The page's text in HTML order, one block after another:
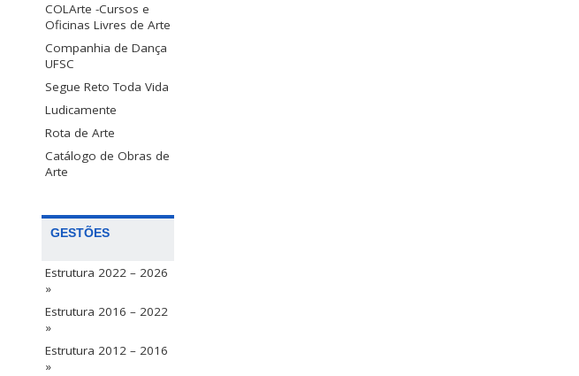
COLArte -Cursos e
Oficinas Livres de Arte
Companhia de Dança
UFSC
Segue Reto Toda Vida
Ludicamente
Rota de Arte
Catálogo de Obras de
Arte
GESTÕES
Estrutura 2022 – 2026
»
Estrutura 2016 – 2022
»
Estrutura 2012 – 2016
»